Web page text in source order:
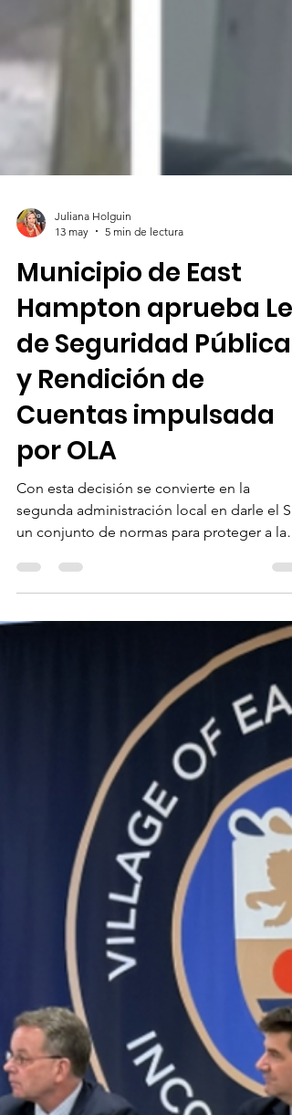
Juliana Holguin
13 may
5 min de lectura
Municipio de East
Hampton aprueba Ley
de Seguridad Pública
y Rendición de
Cuentas impulsada
por OLA
segunda administración local en darle el SI
un conjunto de normas para proteger a la
comunidad durante operativos de acciones
arrestadas el martes 16 de diciembre en
operativos realizados por agentes
migratorios en inmediaciones de Hampton
Bays y Riverhead. Fotos María del Mar
Piedrabuena y Anita Boyer Tal y como lo
había anunciado en la audiencia pública
celebrada el 7 de mayo pasado, la
supervisora